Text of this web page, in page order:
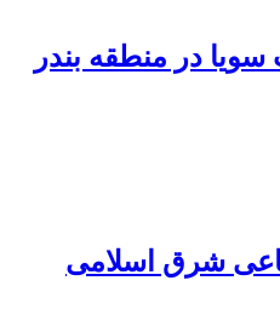
در منطقه بندر
شرق اسلامی